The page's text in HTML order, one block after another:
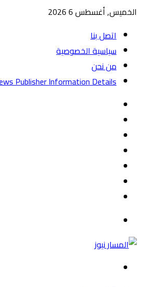
الخميس, أغسطس 6 2026
اتصل بنا
سياسية الخصوصية
من نحن
Publisher Information Details